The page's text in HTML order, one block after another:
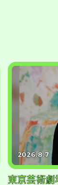
2026.8.7
東京芸術劇